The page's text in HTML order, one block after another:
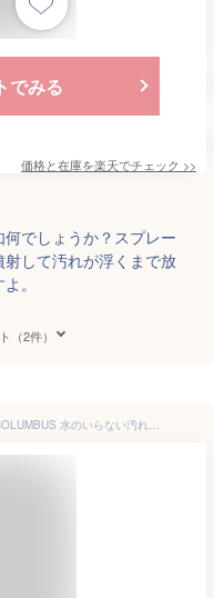
でみる
価格と在庫を楽天でチェック >>
でしょうか？スプレー
して汚れが浮くまで放
。
（2件）
【水が不要なタイプ】 定番 コロンブス COLUMBUS 水のいらない汚れ落とし スニーカーケア スプレーフォームシャンプー 220mL ［C］